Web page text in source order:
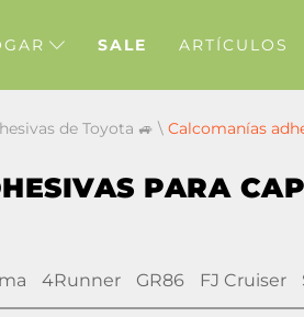
SALE ARTÍCULOS
de Toyota 🚙 \ Calcomanías
PARA
4Runner GR86 FJ Cruiser